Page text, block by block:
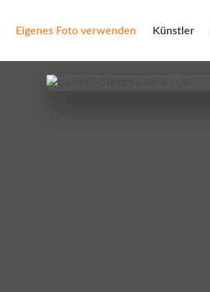
Eigenes Foto verwenden Künstler